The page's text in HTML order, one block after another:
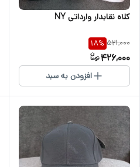
کلاه نقابدار وارداتی NY
521,000
18%
426,000
افزودن به سبد